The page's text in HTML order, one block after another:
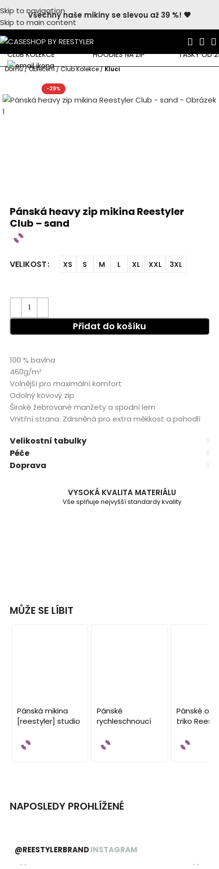
Skip to navigation
Skip to main content
Všechny naše mikiny se slevou až 39 %! 🖤
CLUB KOLEKCE HOODIES NA ZIP TAŠKY OD
Domů Oblečení Club Kolekce Kluci
-29%
Pánská heavy zip mikina Reestyler
Club – sand
VELIKOST XS S M L XL XXL 3XL
Přidat do košíku
100 % bavlna
460g/m²
Volnější pro maximální komfort
Odolný kovový zip
Široké žebrované manžety a spodní lem
Vnitřní strana: Zdrsněná pro extra měkkost a pohodlí
Velikostní tabulky
Péče
Doprava
VYSOKÁ KVALITA MATERIÁLU
Vše splňuje nejvyšší standardy kvality
MŮŽE SE LÍBIT
UNISEX
Pánská mikina
[reestyler] studio
Pánské
rychleschnoucí
triko – černé
Pánské
triko
asphalt
NAPOSLEDY PROHLÍŽENÉ
@REESTYLERBRANDINSTAGRAM